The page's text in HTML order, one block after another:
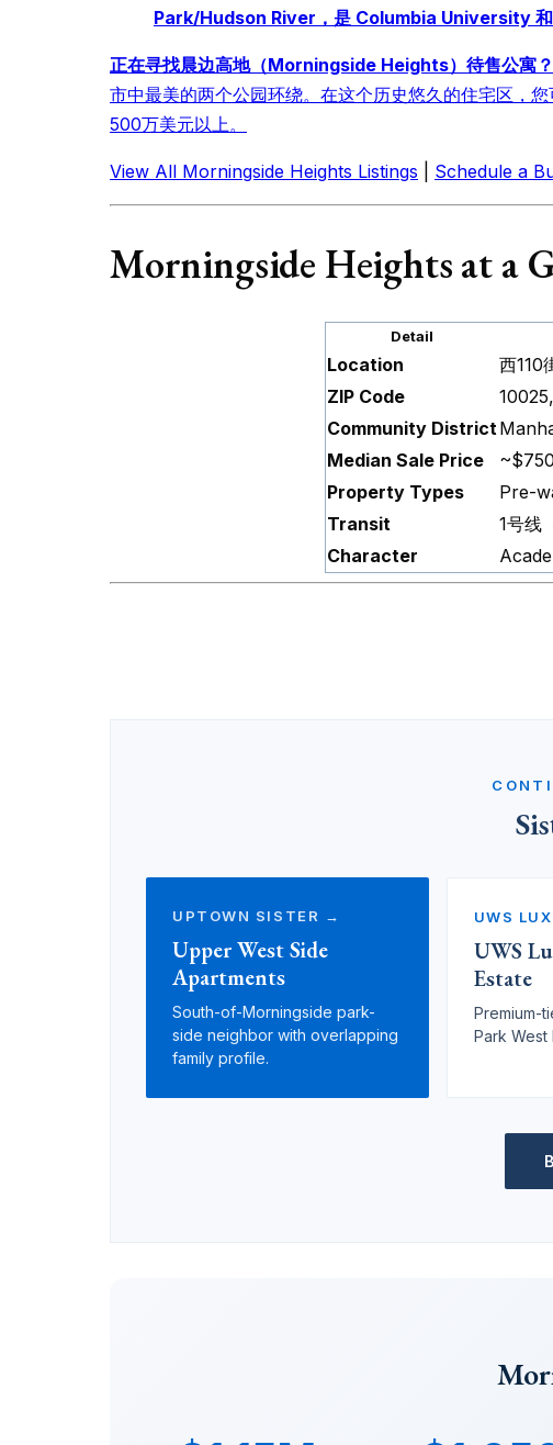
Park/Hudson River，是 Columbia University 和
正在寻找晨边高地（Morningside Heights）待售公寓？
市中最美的两个公园环绕。在这个历史悠久的住宅区，
500万美元以上。
View All Morningside Heights Listings Schedule a
Morningside Heights at a
Detail
Location
西110
ZIP Code
Community District
Median Sale Price
Property Types
Pre-
Transit
1号线
Character
UPTOWN SISTER →
Upper West Side
Apartments
South-of-Morningside park-
side neighbor with overlapping
family profile.
UWS
UWS
Estate
Premium-
Park